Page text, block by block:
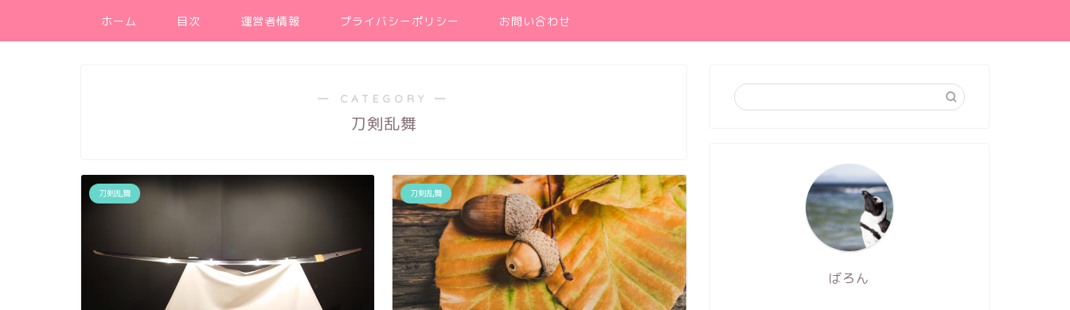
ホーム 目次 運営者情報 プライバシーポリシー お問い合わせ
― CATEGORY ―
刀剣乱舞
刀剣乱舞 刀剣乱舞
ばろん